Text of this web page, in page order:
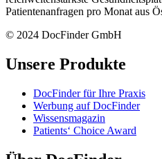
Patientenanfragen pro Monat aus
© 2024 DocFinder GmbH
Unsere Produkte
DocFinder für Ihre Praxis
Werbung auf DocFinder
Wissensmagazin
Patients‘ Choice Award